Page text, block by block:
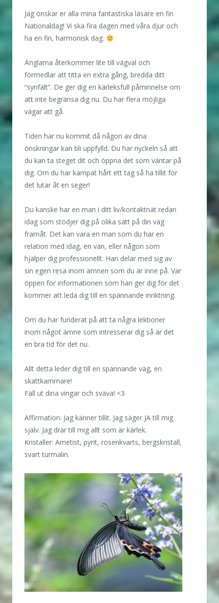
Jag önskar er alla mina fantastiska läsare en fin
Nationaldag! Vi ska fira dagen med våra djur och
ha en fin, harmonisk dag.
Änglarna återkommer lite till vägval och
förmedlar att titta en extra gång, bredda ditt
“synfält”. De ger dig en kärleksfull påminnelse om
att inte begränsa dig nu. Du har flera möjliga
vägar att gå.
Tiden har nu kommit då någon av dina
önskningar kan bli uppfylld. Du har nyckeln så att
du kan ta steget dit och öppna det som väntar på
dig. Om du har kämpat hårt ett tag så ha tillit för
det lutar åt en seger!
Du kanske har en man i ditt liv/kontaktnät redan
idag som stödjer dig på olika sätt på din väg
framåt. Det kan vara en man som du har en
relation med idag, en vän, eller någon som
hjälper dig professionellt. Han delar med sig av
sin egen resa inom ämnen som du är inne på. Var
öppen för informationen som han ger dig för det
kommer att leda dig till en spännande inriktning.
Om du har funderat på att ta några lektioner
inom något ämne som intresserar dig så är det
en bra tid för det nu.
Allt detta leder dig till en spännande väg, en
skattkammare!
Fäll ut dina vingar och sväva! <3
Affirmation: Jag känner tillit. Jag säger JA till mig
själv. Jag drar till mig allt som är kärlek.
Kristaller: Ametist, pyrit, rosenkvarts, bergskristall,
svart turmalin.